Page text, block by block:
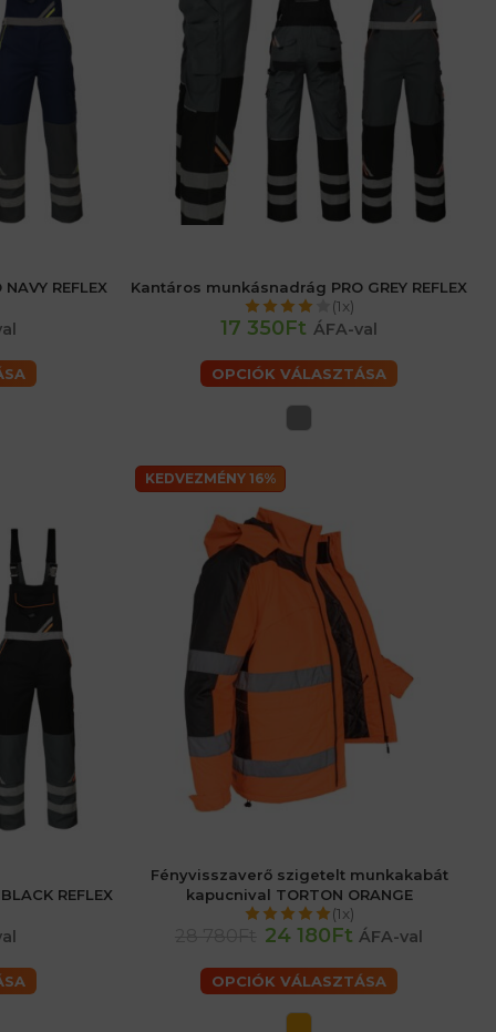
50 férfiakéREFLEX 46 (S) férfiaké 48 (M) férfiaké 60 (2XL) férfiaké
Kantáros munkásnadrág PRO GREY REFLEX
(1x)
17 350Ft ÁFA-val
OPCIÓK VÁLASZTÁSA
50 férfiakéREFLEX
KEDVEZMÉNY 16%
48 (M) férfiaké 52 (L) férfiaké
56 (XL) férfiaké
60 (2XL) férfiaké
62 (3XL) férfiaké
Fényvisszaverő szigetelt munkakabát
kapucnival TORTON ORANGE
(1x)
24 180Ft ÁFA-val
OPCIÓK VÁLASZTÁSA